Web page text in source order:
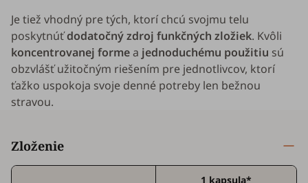
Je tiež vhodný pre tých, ktorí chcú svojmu telu
poskytnúťdodatočný zdroj funkčných zložiek. Kvôli
koncentrovanej formea jednoduchému použitiu sú
obzvlášť užitočným riešením pre jednotlivcov, ktorí
ťažko uspokoja svoje denné potreby len bežnou
stravou.
Zloženie
1 kapsula*